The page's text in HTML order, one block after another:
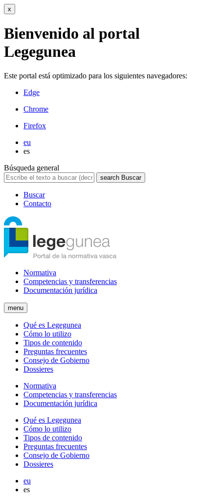
x
Bienvenido al portal
Legegunea
Este portal está optimizado para los siguientes navegadores:
Edge
Chrome
Firefox
eu
es
Búsqueda general
search Buscar
Buscar
Contacto
Normativa
Competencias y transferencias
Documentación jurídica
menu
Qué es Legegunea
Cómo lo utilizo
Tipos de contenido
Preguntas frecuentes
Consejo de Gobierno
Dossieres
Normativa
Competencias y transferencias
Documentación jurídica
Qué es Legegunea
Cómo lo utilizo
Tipos de contenido
Preguntas frecuentes
Consejo de Gobierno
Dossieres
eu
es